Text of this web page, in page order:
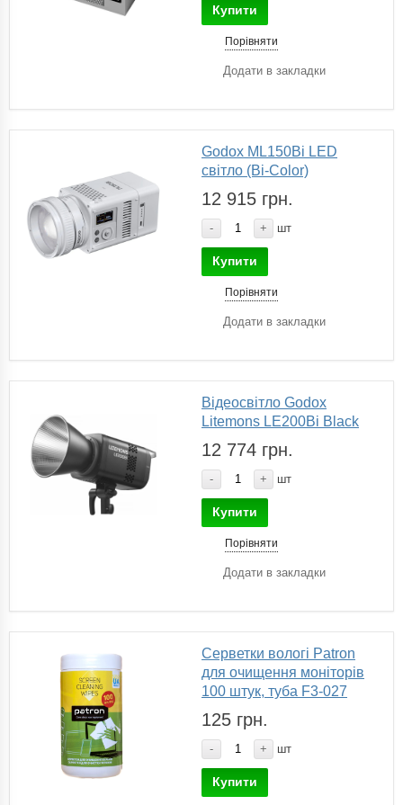
Купити
Порівняти
Додати в закладки
Godox ML150Bi LED
світло (Bi-Color)
12 915 грн.
- + шт
Купити
Порівняти
Додати в закладки
Відеосвітло Godox
Litemons LE200Bi Black
12 774 грн.
- + шт
Купити
Порівняти
Додати в закладки
Серветки вологі Patron
для очищення моніторів
100 штук, туба F3-027
125 грн.
- + шт
Купити